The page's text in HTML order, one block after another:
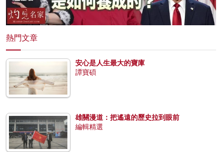
熱門文章
安心是人生最大的寶庫
譚寶碩
雄關漫道：把遙遠的歷史拉到眼前
編輯精選